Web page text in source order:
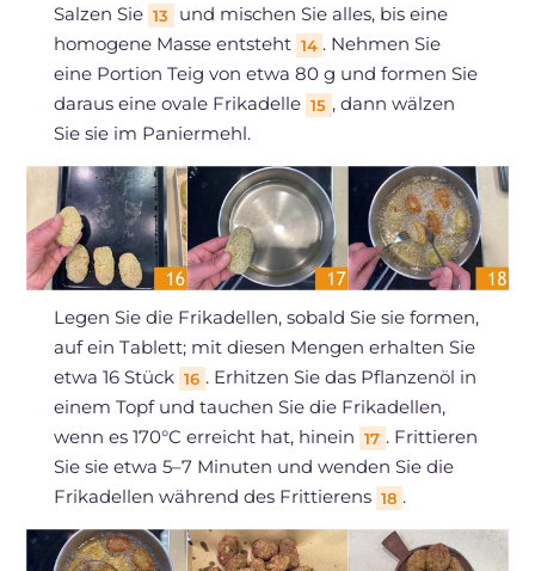
Salzen Sie 13
und mischen Sie alles, bis eine
homogene Masse entsteht 14 . Nehmen Sie
eine Portion Teig von etwa 80 g und formen Sie
daraus eine ovale Frikadelle 15 , dann wälzen
Sie sie im Paniermehl.
Legen Sie die Frikadellen, sobald Sie sie formen,
auf ein Tablett; mit diesen Mengen erhalten Sie
etwa 16 Stück 16 . Erhitzen Sie das Pflanzenöl in
einem Topf und tauchen Sie die Frikadellen,
wenn es 170°C erreicht hat, hinein 17 . Frittieren
Sie sie etwa 5–7 Minuten und wenden Sie die
Frikadellen während des Frittierens 18 .